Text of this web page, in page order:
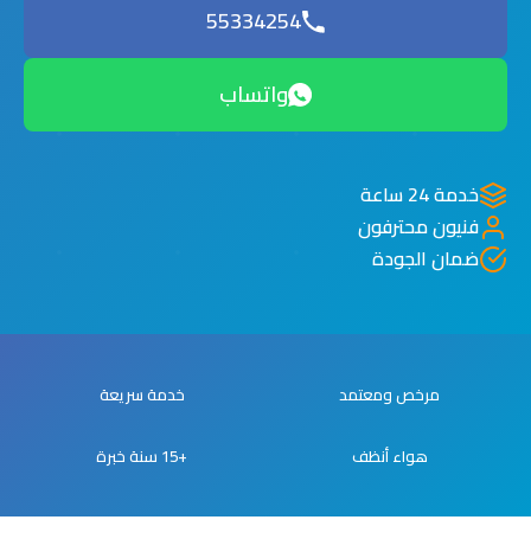
55334254
واتساب
خدمة 24 ساعة
فنيون محترفون
ضمان الجودة
مرخص ومعتمد خدمة سريعة
هواء أنظف +15 سنة خبرة